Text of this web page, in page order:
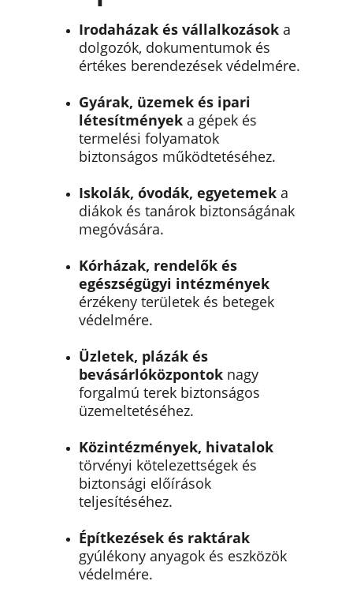
Irodaházak és vállalkozások a
dolgozók, dokumentumok és
értékes berendezések védelmére.
Gyárak, üzemek és ipari
létesítmények a gépek és
termelési folyamatok
biztonságos működtetéséhez.
Iskolák, óvodák, egyetemek a
diákok és tanárok biztonságának
megóvására.
Kórházak, rendelők és
egészségügyi intézmények
érzékeny területek és betegek
védelmére.
Üzletek, plázák és
bevásárlóközpontok nagy
forgalmú terek biztonságos
üzemeltetéséhez.
Közintézmények, hivatalok
törvényi kötelezettségek és
biztonsági előírások
teljesítéséhez.
Építkezések és raktárak
gyúlékony anyagok és eszközök
védelmére.